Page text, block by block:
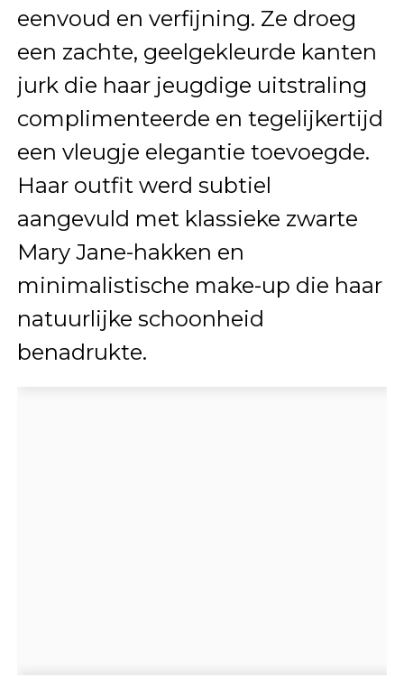
eenvoud en verfijning. Ze droeg
een zachte, geelgekleurde kanten
jurk die haar jeugdige uitstraling
complimenteerde en tegelijkertijd
een vleugje elegantie toevoegde.
Haar outfit werd subtiel
aangevuld met klassieke zwarte
Mary Jane-hakken en
minimalistische make-up die haar
natuurlijke schoonheid
benadrukte.